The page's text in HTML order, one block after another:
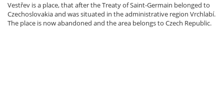
Vestřev is a place, that after the Treaty of Saint-Germain belonged to
Czechoslovakia and was situated in the administrative region Vrchlabí.
The place is now abandoned and the area belongs to Czech Republic.